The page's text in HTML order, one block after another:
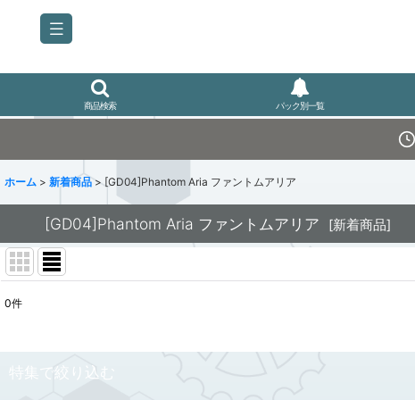
商品検索 パック別一覧
ホーム > 新着商品 > [GD04]Phantom Aria ファントムアリア
[GD04]Phantom Aria ファントムアリア [新着商品]
並び順 :
0件
特集で絞り込む